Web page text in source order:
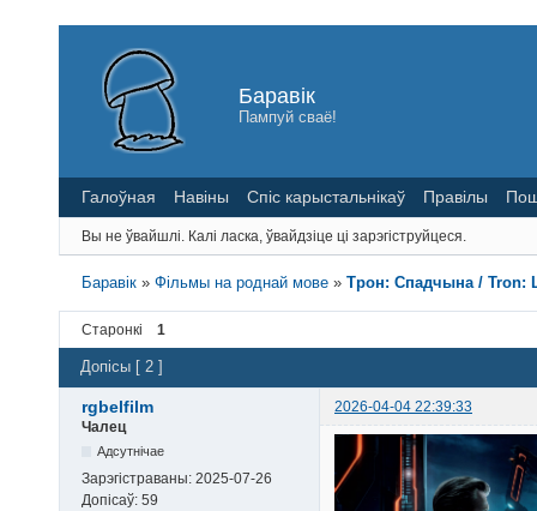
Баравік
Пампуй сваё!
Галоўная Навіны Спіс карыстальнікаў Правілы
Вы не ўвайшлі. Калі ласка, ўвайдзіце ці зарэгіструйцеся.
Баравік »Фільмы на роднай мове »Трон: Спадчына / Tron:
Старонкі 1
Допісы [ 2 ]
rgbelfilm
2026-04-04 22:39:33
Чалец
Адсутнічае
Зарэгістраваны: 2025-07-26
Допісаў: 59